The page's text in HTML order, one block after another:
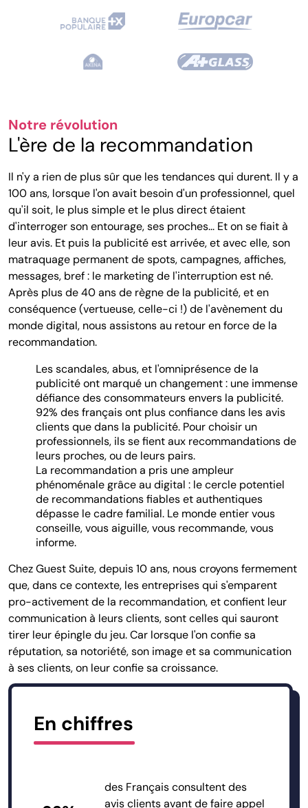
Notre révolution
L'ère de la recommandation
Il n'y a rien de plus sûr que les tendances qui durent. Il y a
100 ans, lorsque l'on avait besoin d'un professionnel, quel
qu'il soit, le plus simple et le plus direct étaient
d'interroger son entourage, ses proches... Et on se fiait à
leur avis. Et puis la publicité est arrivée, et avec elle, son
matraquage permanent de spots, campagnes, affiches,
messages, bref : le marketing de l'interruption est né.
Après plus de 40 ans de règne de la publicité, et en
conséquence (vertueuse, celle-ci !) de l'avènement du
monde digital, nous assistons au retour en force de la
recommandation.
Les scandales, abus, et l'omniprésence de la
publicité ont marqué un changement : une immense
défiance des consommateurs envers la publicité.
92% des français ont plus confiance dans les avis
clients que dans la publicité. Pour choisir un
professionnels, ils se fient aux recommandations de
leurs proches, ou de leurs pairs.
La recommandation a pris une ampleur
phénoménale grâce au digital : le cercle potentiel
de recommandations fiables et authentiques
dépasse le cadre familial. Le monde entier vous
conseille, vous aiguille, vous recommande, vous
informe.
Chez Guest Suite, depuis 10 ans, nous croyons fermement
que, dans ce contexte, les entreprises qui s'emparent
pro-activement de la recommandation, et confient leur
communication à leurs clients, sont celles qui sauront
tirer leur épingle du jeu. Car lorsque l'on confie sa
réputation, sa notoriété, son image et sa communication
à ses clients, on leur confie sa croissance.
En chiffres
des Français consultent des
avis clients avant de faire appel